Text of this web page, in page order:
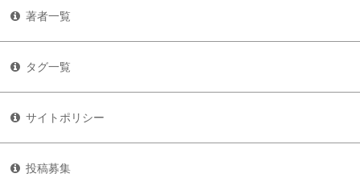
著者一覧
タグ一覧
サイトポリシー
投稿募集